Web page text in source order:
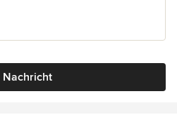
Nachricht